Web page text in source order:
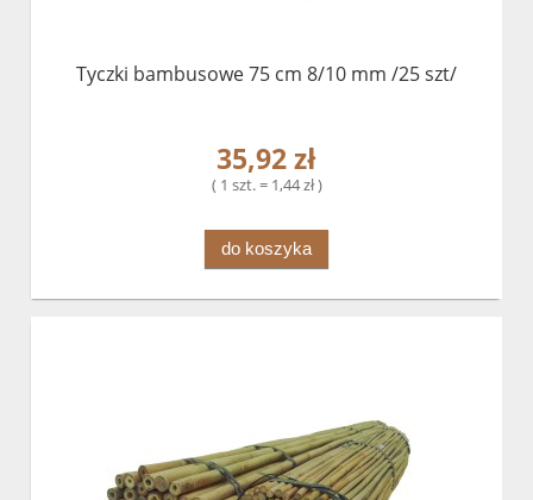
Tyczki bambusowe 75 cm 8/10 mm /25 szt/
35,92 zł
( 1 szt. = 1,44 zł )
do koszyka